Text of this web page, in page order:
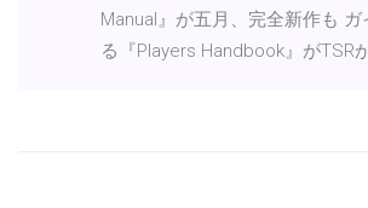
Manual』が五月、完全新作も ガ
る『Players Handbook』がTSR